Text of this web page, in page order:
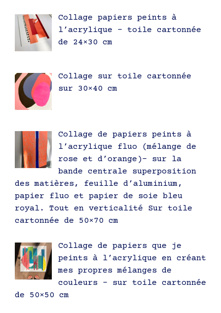
Collage papiers peints à
l’acrylique – toile cartonnée
de 24×30 cm
Collage sur toile cartonnée
sur 30×40 cm
Collage de papiers peints à
l’acrylique fluo (mélange de
rose et d’orange)- sur la
bande centrale superposition
des matières, feuille d’aluminium,
papier fluo et papier de soie bleu
royal. Tout en verticalité Sur toile
cartonnée de 50×70 cm
Collage de papiers que je
peints à l’acrylique en créant
mes propres mélanges de
couleurs – sur toile cartonnée
de 50×50 cm